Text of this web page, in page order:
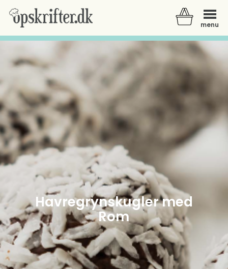
menu
Der er ingen varer i din kurv.
Havregrynskugler med
Rom